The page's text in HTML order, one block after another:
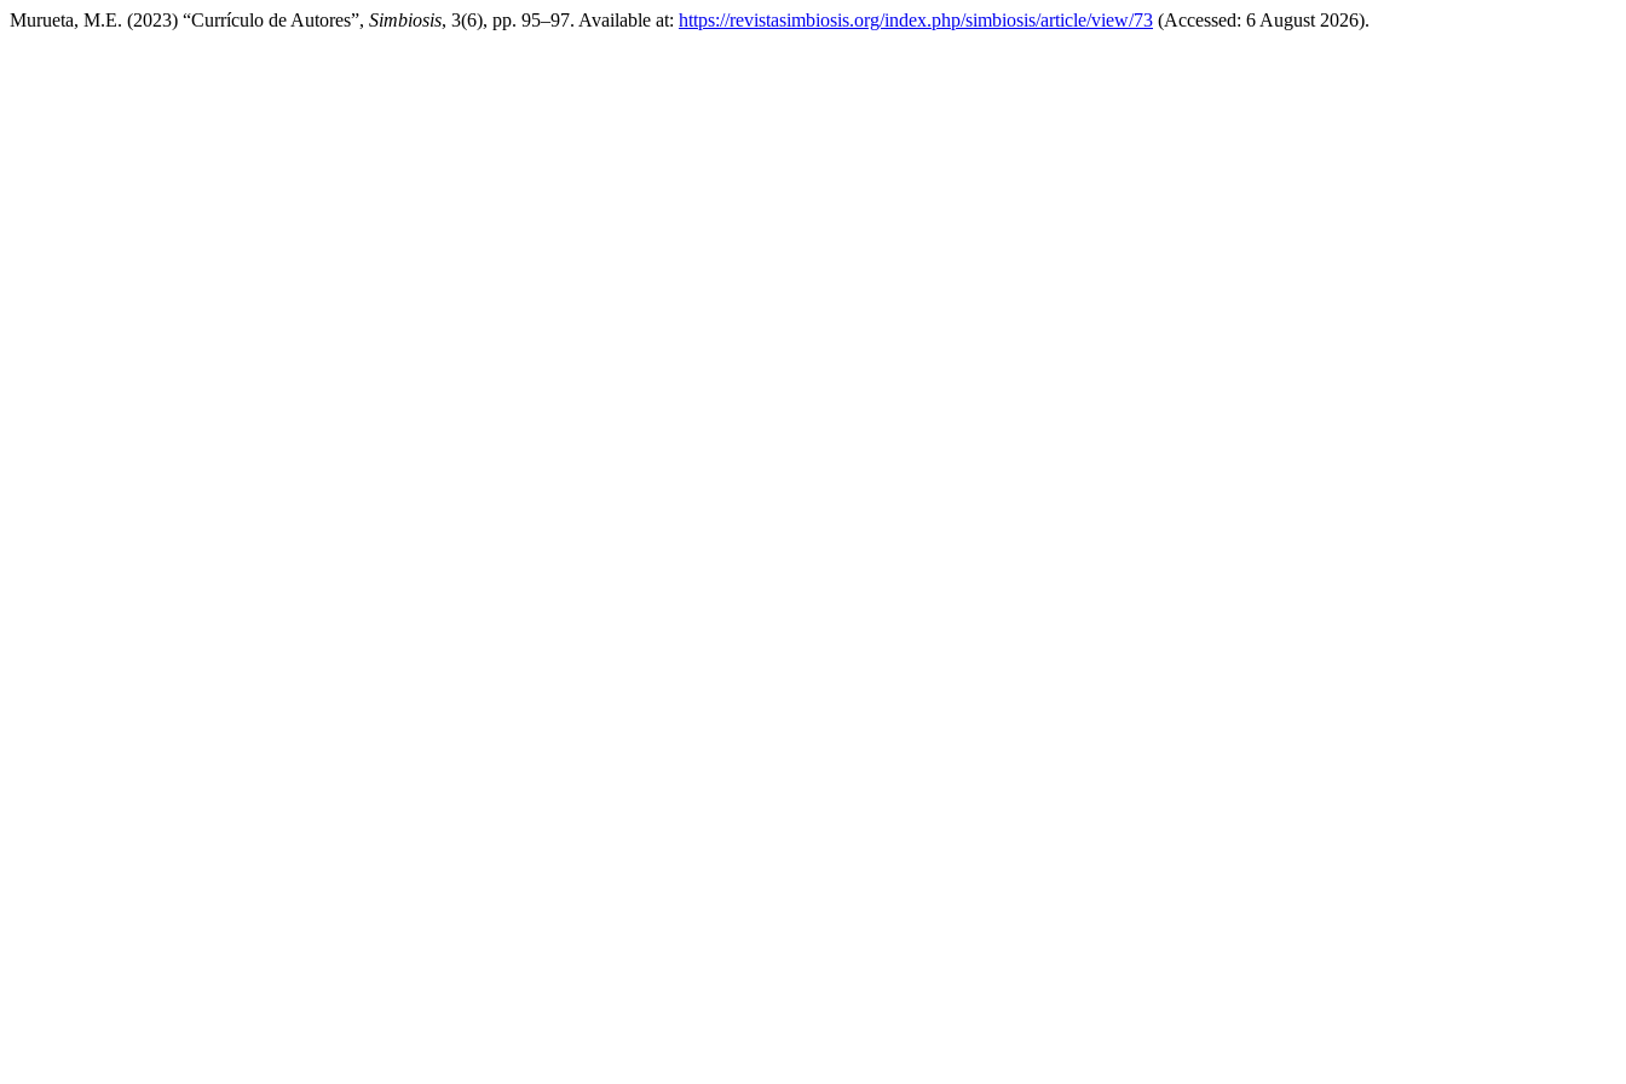
Murueta, M.E. (2023) “Currículo de Autores”, Simbiosis, 3(6), pp. 95–97. Available at: https://revistasimbiosis.org/index.php/simbiosis/article/view/73 (Accessed: 6 August 2026).